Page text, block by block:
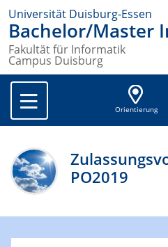
Universität Duisburg-Essen
Bachelor/Master
Fakultät für Informatik
Campus Duisburg
Orientierung
PO2019